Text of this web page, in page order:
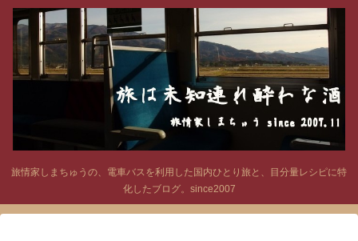
旅情家しまちゅうの、電車バスを利用した国内ひとり旅と、目分量レシピに特
化したブログ。since2007